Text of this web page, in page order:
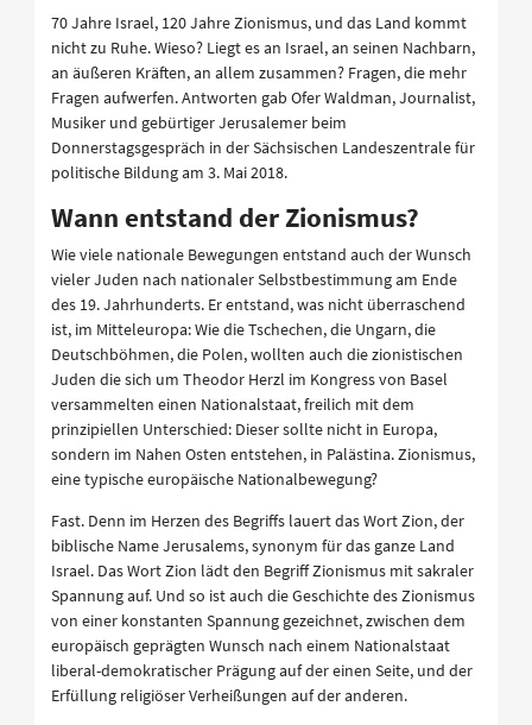
70 Jahre Israel, 120 Jahre Zionismus, und das Land kommt
nicht zu Ruhe. Wieso? Liegt es an Israel, an seinen Nachbarn,
an äußeren Kräften, an allem zusammen? Fragen, die mehr
Fragen aufwerfen. Antworten gab Ofer Waldman, Journalist,
Musiker und gebürtiger Jerusalemer beim
Donnerstagsgespräch in der Sächsischen Landeszentrale für
politische Bildung am 3. Mai 2018.
Wann entstand der Zionismus?
Wie viele nationale Bewegungen entstand auch der Wunsch
vieler Juden nach nationaler Selbstbestimmung am Ende
des 19. Jahrhunderts. Er entstand, was nicht überraschend
ist, im Mitteleuropa: Wie die Tschechen, die Ungarn, die
Deutschböhmen, die Polen, wollten auch die zionistischen
Juden die sich um Theodor Herzl im Kongress von Basel
versammelten einen Nationalstaat, freilich mit dem
prinzipiellen Unterschied: Dieser sollte nicht in Europa,
sondern im Nahen Osten entstehen, in Palästina. Zionismus,
eine typische europäische Nationalbewegung?
Fast. Denn im Herzen des Begriffs lauert das Wort Zion, der
biblische Name Jerusalems, synonym für das ganze Land
Israel. Das Wort Zion lädt den Begriff Zionismus mit sakraler
Spannung auf. Und so ist auch die Geschichte des Zionismus
von einer konstanten Spannung gezeichnet, zwischen dem
europäisch geprägten Wunsch nach einem Nationalstaat
liberal-demokratischer Prägung auf der einen Seite, und der
Erfüllung religiöser Verheißungen auf der anderen.